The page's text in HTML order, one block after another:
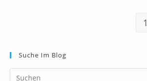
1
Suche Im Blog